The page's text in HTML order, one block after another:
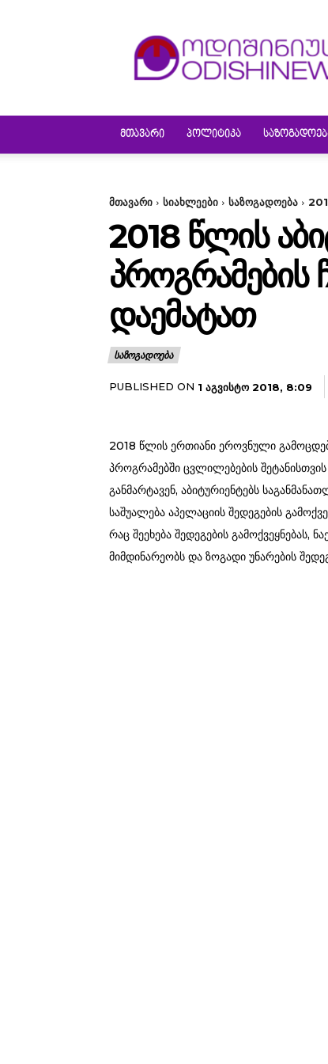
ᲛᲗᲐᲕᲐᲠᲘ ᲞᲝᲚᲘᲢᲘᲙᲐ
მთავარი სიახლეები საზოგადოება
2018 ᲬᲚᲘᲡ
ᲓᲐᲔᲛᲐᲢᲐᲗ
ᲡᲐᲖᲝᲒᲐᲓᲝᲔᲑᲐ
PUBLISHED ON 1 ᲐᲒᲕᲘᲡᲢᲝ 2018, 8:09
2018 წლის ერთიანი ეროვნული
პროგრამებში ცვლილებების
განმარტავენ, აბიტურიენტებს
საშუალება აპელაციის შედეგების
რაც შეეხება შედეგების გამოქვეყნებას,
მიმდინარეობს და ზოგადი უნარების